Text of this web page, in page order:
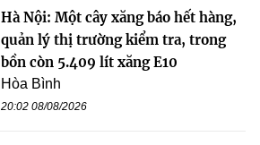
Hà Nội: Một cây xăng báo hết hàng,
quản lý thị trường kiểm tra, trong
bồn còn 5.409 lít xăng E10
Hòa Bình
20:02 08/08/2026